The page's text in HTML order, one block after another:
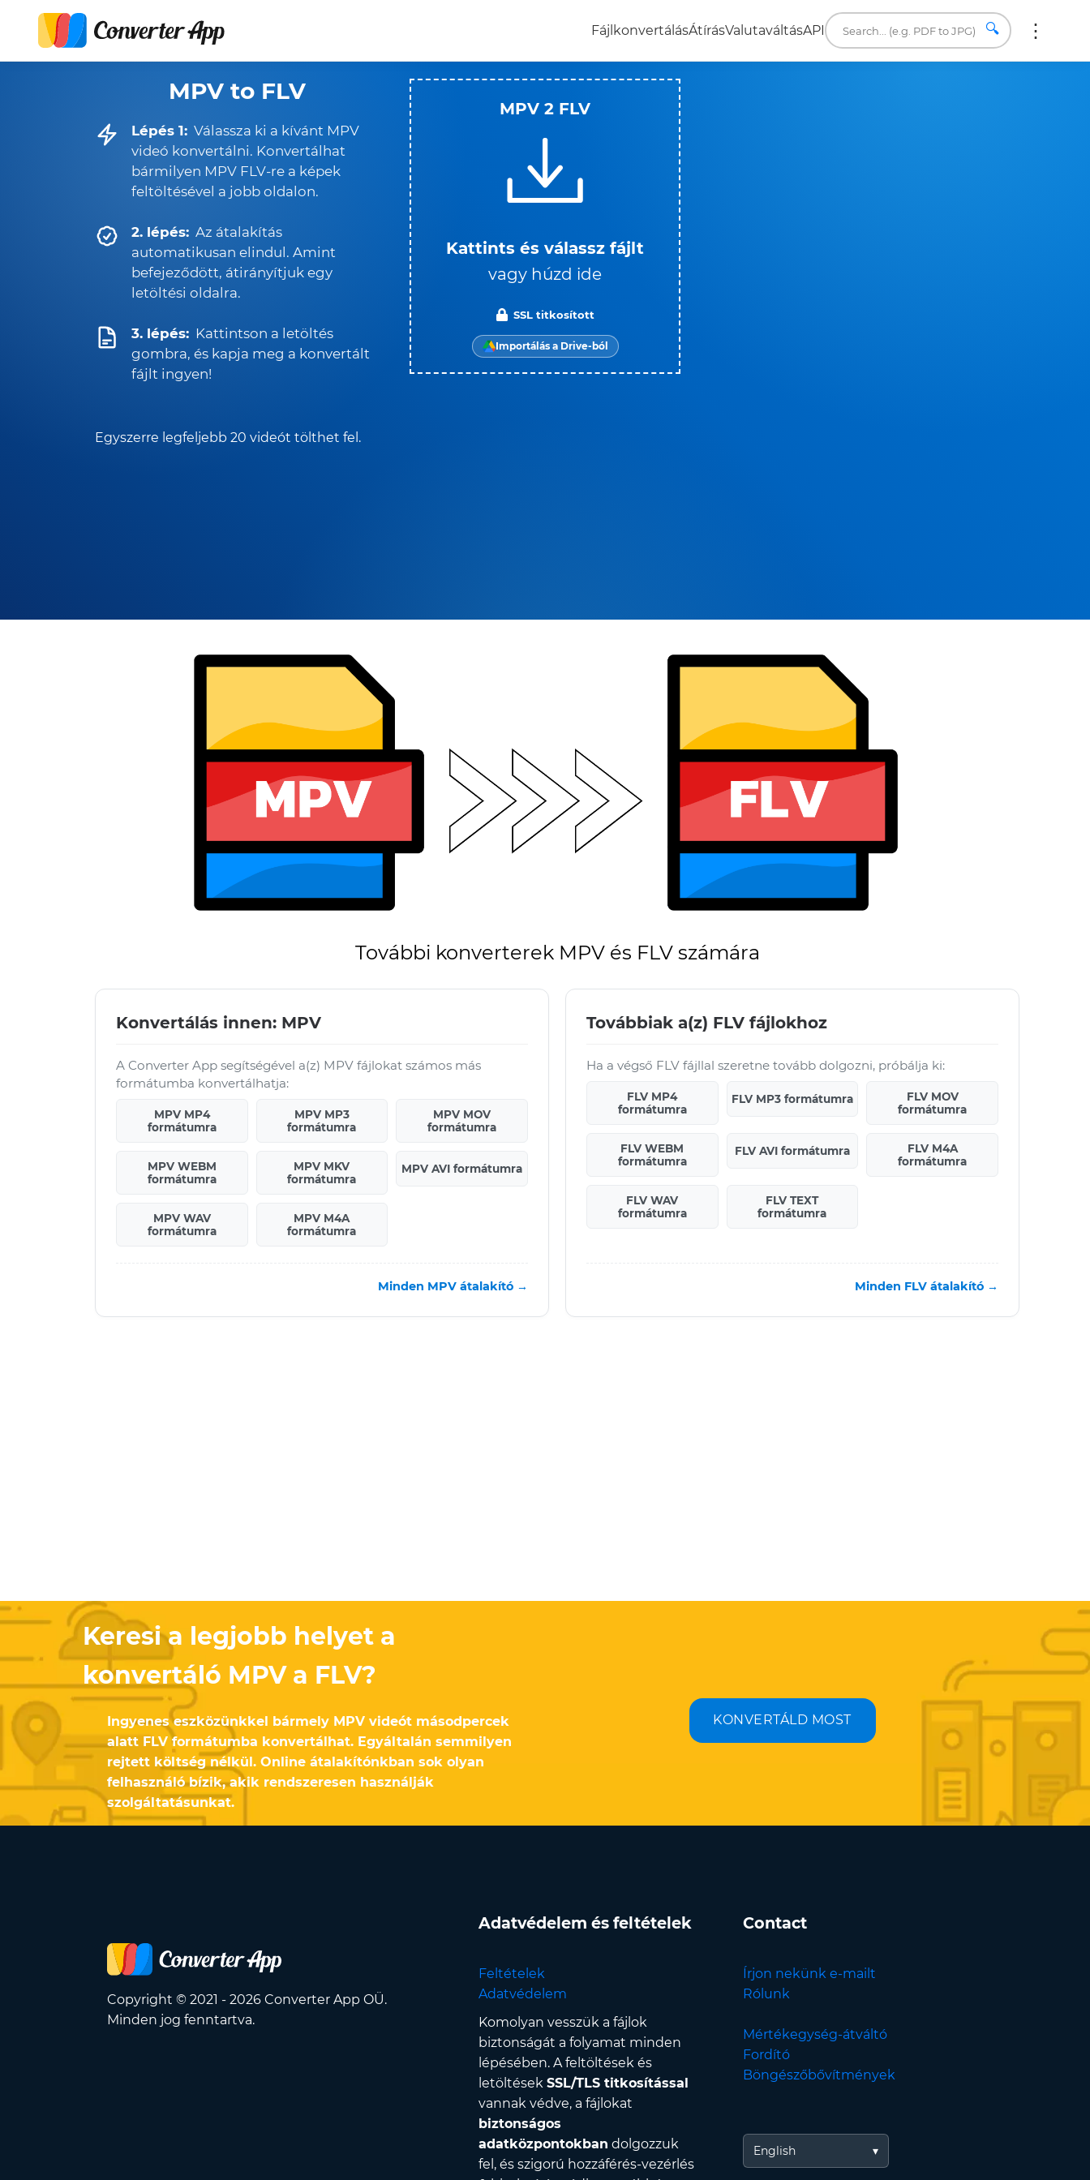
FájlkonvertálásÁtírásValutaváltásAPI 🔍
MPV to FLV
Lépés 1: Válassza ki a kívánt MPV
videó konvertálni. Konvertálhat
bármilyen MPV FLV-re a képek
feltöltésével a jobb oldalon.
2. lépés: Az átalakítás
automatikusan elindul. Amint
befejeződött, átirányítjuk egy
letöltési oldalra.
3. lépés: Kattintson a letöltés
gombra, és kapja meg a konvertált
fájlt ingyen!
Egyszerre legfeljebb 20 videót tölthet fel.
MPV 2 FLV
Kattints és válassz fájlt
vagy húzd ide
SSL titkosított
Importálás a Drive-ból
További konverterek MPV és FLV számára
Konvertálás innen: MPV
A Converter App segítségével a(z) MPV fájlokat számos más
formátumba konvertálhatja:
MPV MP4
formátumra
MPV MP3
formátumra
MPV MOV
formátumra
MPV WEBM
formátumra
MPV MKV
formátumra
MPV AVI formátumra
MPV WAV
formátumra
MPV M4A
formátumra
Minden MPV átalakító →
Továbbiak a(z) FLV fájlokhoz
Ha a végső FLV fájllal szeretne tovább dolgozni, próbálja ki:
FLV MP4
formátumra
FLV MP3 formátumra
FLV MOV
formátumra
FLV WEBM
formátumra
FLV AVI formátumra
FLV M4A
formátumra
FLV WAV
formátumra
FLV TEXT
formátumra
Minden FLV átalakító →
Keresi a legjobb helyet a
konvertáló MPV a FLV?
Ingyenes eszközünkkel bármely MPV videót másodpercek
alatt FLV formátumba konvertálhat. Egyáltalán semmilyen
rejtett költség nélkül. Online átalakítónkban sok olyan
felhasználó bízik, akik rendszeresen használják
szolgáltatásunkat.
KONVERTÁLD MOST
Copyright © 2021 - 2026 Converter App OÜ.
Minden jog fenntartva.
Adatvédelem és feltételek
Feltételek
Adatvédelem
Komolyan vesszük a fájlok
biztonságát a folyamat minden
lépésében. A feltöltések és
letöltések SSL/TLS titkosítással
vannak védve, a fájlokat
biztonságos
adatközpontokban dolgozzuk
fel, és szigorú hozzáférés-vezérlés
Contact
Írjon nekünk e-mailt
Rólunk
Mértékegység-átváltó
Fordító
Böngészőbővítmények
English